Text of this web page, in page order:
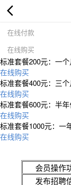
在线付款
在线购买
标准套餐200元：一
在线购买
标准套餐400元：三
在线购买
标准套餐600元：半
在线购买
标准套餐1000元：一
在线购买
会员操作
发布招聘